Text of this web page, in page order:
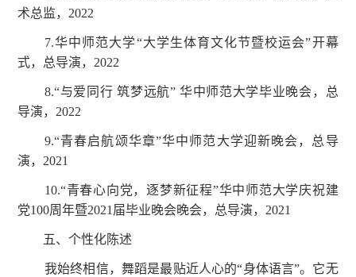
术总监，2022
7.华中师范大学“大学生体育文化节暨校运会”开幕
式，总导演，2022
8.“与爱同行 筑梦远航” 华中师范大学毕业晚会，总
导演，2022
9.“青春启航颂华章”华中师范大学迎新晚会，总导
演，2021
10.“青春心向党，逐梦新征程”华中师范大学庆祝建
党100周年暨2021届毕业晚会晚会，总导演，2021
五、个性化陈述
我始终相信，舞蹈是最贴近人心的“身体语言”。它无